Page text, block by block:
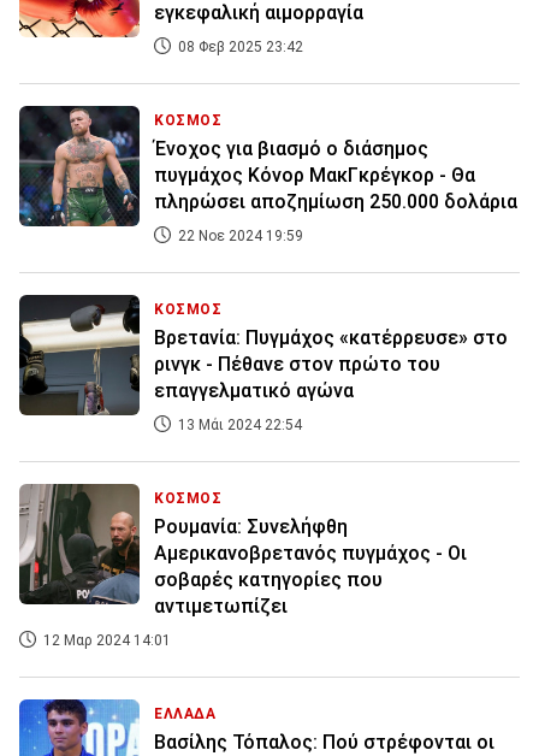
εγκεφαλική αιμορραγία
08 Φεβ 2025 23:42
ΚΟΣΜΟΣ
Ένοχος για βιασμό ο διάσημος
πυγμάχος Κόνορ ΜακΓκρέγκορ - Θα
πληρώσει αποζημίωση 250.000 δολάρια
22 Νοε 2024 19:59
ΚΟΣΜΟΣ
Βρετανία: Πυγμάχος «κατέρρευσε» στο
ρινγκ - Πέθανε στον πρώτο του
επαγγελματικό αγώνα
13 Μάι 2024 22:54
ΚΟΣΜΟΣ
Ρουμανία: Συνελήφθη
Αμερικανοβρετανός πυγμάχος - Οι
σοβαρές κατηγορίες που
αντιμετωπίζει
12 Μαρ 2024 14:01
ΕΛΛΑΔΑ
Βασίλης Τόπαλος: Πού στρέφονται οι